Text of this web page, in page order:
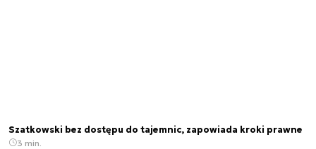
Szatkowski bez dostępu do tajemnic, zapowiada kroki prawne
3 min.